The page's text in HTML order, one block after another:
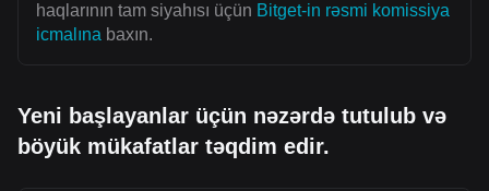
haqlarının tam siyahısı üçün Bitget-in rəsmi komissiya
icmalına baxın.
Yeni başlayanlar üçün nəzərdə tutulub və
böyük mükafatlar təqdim edir.